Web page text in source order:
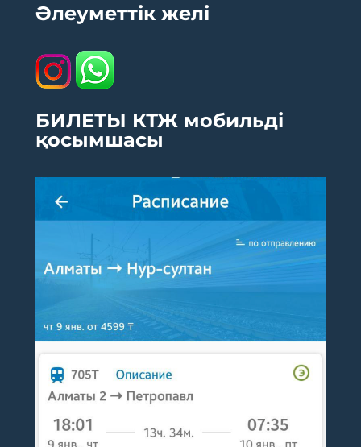
Әлеуметтік желі
БИЛЕТЫ КТЖ мобильді
қосымшасы